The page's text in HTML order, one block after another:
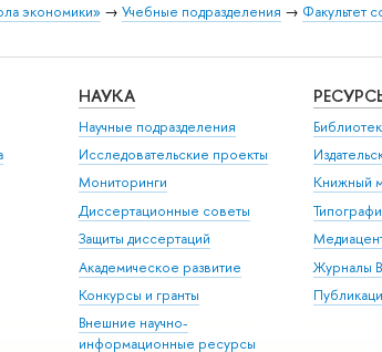
экономики» → Учебные подразделения → Факультет
НАУКА
Научные подразделения
Исследовательские проекты
Мониторинги
Диссертационные советы
Защиты диссертаций
Академическое развитие
Конкурсы и гранты
Внешние научно-
информационные ресурсы
Книжный
Журналы